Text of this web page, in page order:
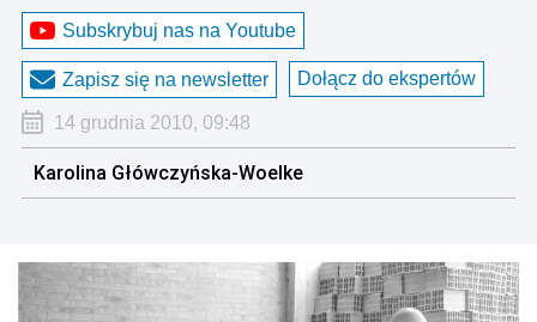
Subskrybuj nas na Youtube
Zapisz się na newsletter Dołącz do ekspertów
14 grudnia 2010, 09:48
Karolina Główczyńska-Woelke